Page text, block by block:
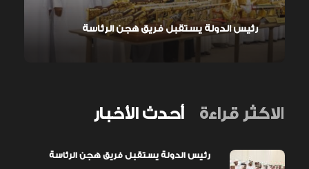
رئيس الدولة يستقبل فريق هجن الرئاسة
أحدث الأخبار الاكثر قراءة